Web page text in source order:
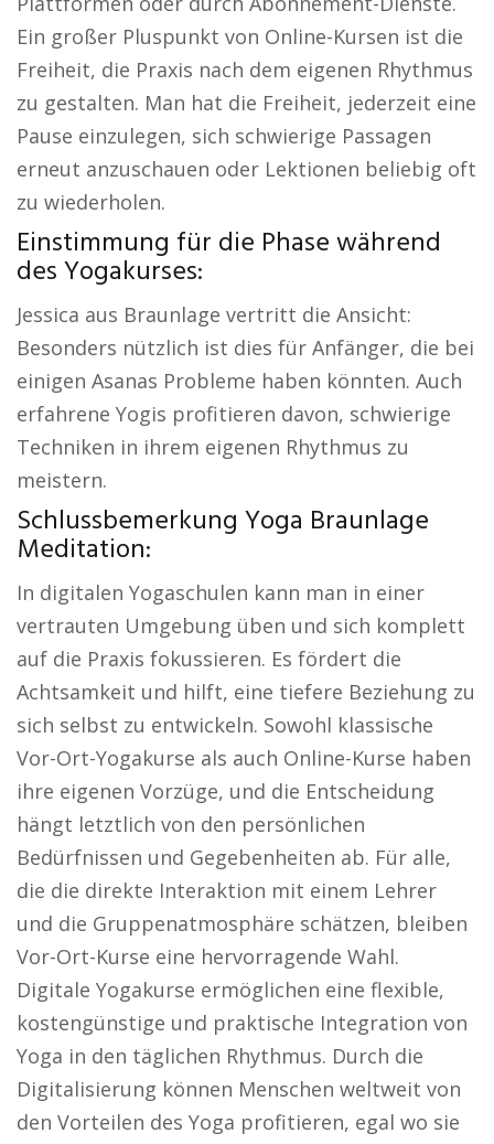
Ein großer Pluspunkt von Online-Kursen ist die
Freiheit, die Praxis nach dem eigenen Rhythmus
zu gestalten. Man hat die Freiheit, jederzeit eine
Pause einzulegen, sich schwierige Passagen
erneut anzuschauen oder Lektionen beliebig oft
zu wiederholen.
Einstimmung für die Phase während
des Yogakurses:
Jessica aus Braunlage vertritt die Ansicht:
Besonders nützlich ist dies für Anfänger, die bei
einigen Asanas Probleme haben könnten. Auch
erfahrene Yogis profitieren davon, schwierige
Techniken in ihrem eigenen Rhythmus zu
meistern.
Schlussbemerkung Yoga Braunlage
Meditation:
In digitalen Yogaschulen kann man in einer
vertrauten Umgebung üben und sich komplett
auf die Praxis fokussieren. Es fördert die
Achtsamkeit und hilft, eine tiefere Beziehung zu
sich selbst zu entwickeln. Sowohl klassische
Vor-Ort-Yogakurse als auch Online-Kurse haben
ihre eigenen Vorzüge, und die Entscheidung
hängt letztlich von den persönlichen
Bedürfnissen und Gegebenheiten ab. Für alle,
die die direkte Interaktion mit einem Lehrer
und die Gruppenatmosphäre schätzen, bleiben
Vor-Ort-Kurse eine hervorragende Wahl.
Digitale Yogakurse ermöglichen eine flexible,
kostengünstige und praktische Integration von
Yoga in den täglichen Rhythmus. Durch die
Digitalisierung können Menschen weltweit von
den Vorteilen des Yoga profitieren, egal wo sie